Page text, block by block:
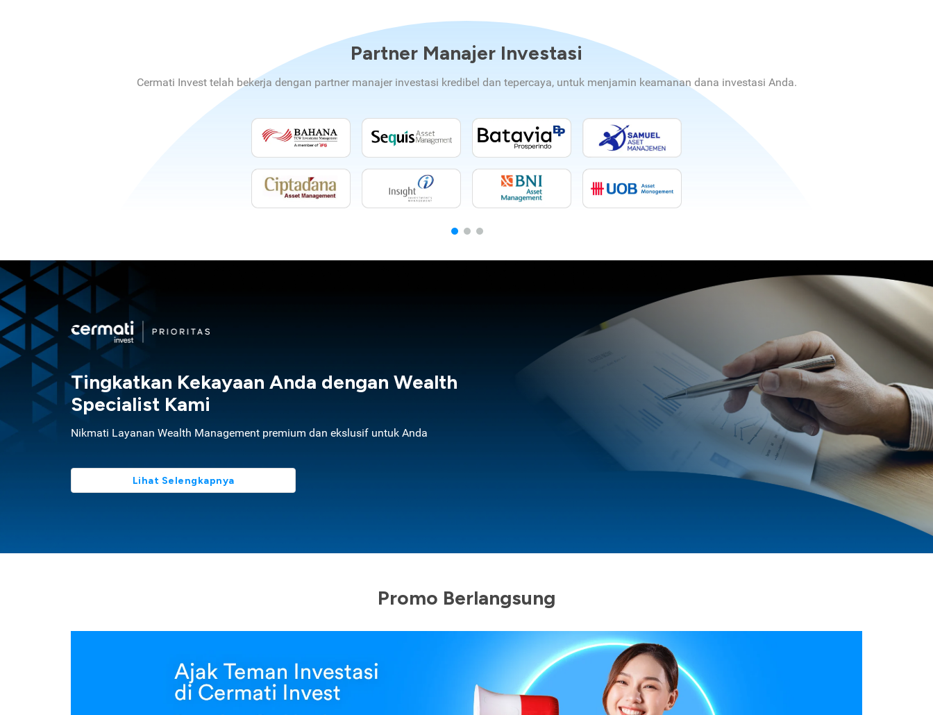
Partner Manajer Investasi
Cermati Invest telah bekerja dengan partner manajer investasi kredibel dan tepercaya, untuk menjamin keamanan dana investasi Anda.
Tingkatkan Kekayaan Anda dengan Wealth
Specialist Kami
Nikmati Layanan Wealth Management premium dan ekslusif untuk Anda
Lihat Selengkapnya
Promo Berlangsung